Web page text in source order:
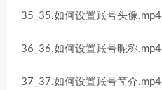
35_35.如何设置账号头像.mp4
36_36.如何设置账号昵称.mp4
37_37.如何设置账号简介.mp4